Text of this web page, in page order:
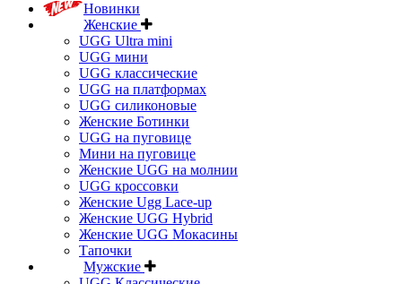
Новинки
Женские
UGG Ultra mini
UGG мини
UGG классические
UGG на платформах
UGG силиконовые
Женские Ботинки
UGG на пуговице
Мини на пуговице
Женские UGG на молнии
UGG кроссовки
Женские Ugg Lace-up
Женские UGG Hybrid
Женские UGG Мокасины
Тапочки
Мужские